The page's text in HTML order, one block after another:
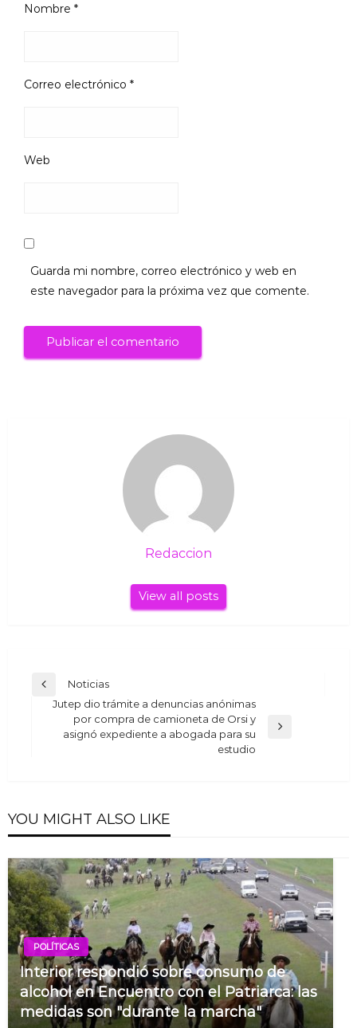
Nombre *
Correo electrónico *
Web
Guarda mi nombre, correo electrónico y web en
este navegador para la próxima vez que comente.
Redaccion
View all posts
Navegación
entradas
Previous
Post
Noticias
Next
Jutep dio trámite a denuncias anónimas
por compra de camioneta de Orsi y
asignó expediente a abogada para su
estudio
YOU MIGHT ALSO LIKE
POLÍTICAS
Interior respondió sobre consumo de
alcohol en Encuentro con el Patriarca: las
medidas son "durante la marcha"